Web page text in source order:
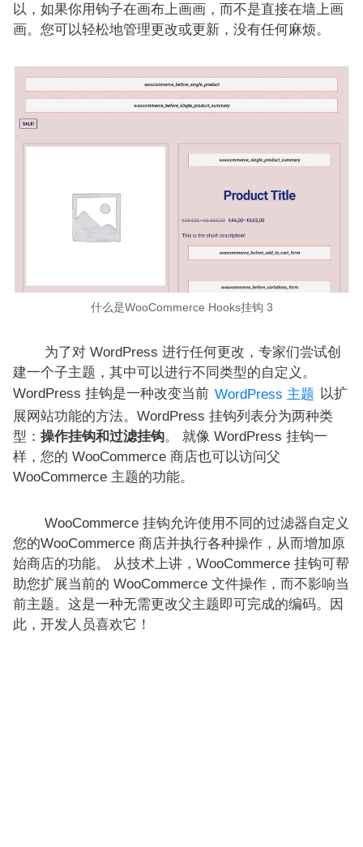
以，如果你用钩子在画布上画画，而不是直接在墙上画
画。您可以轻松地管理更改或更新，没有任何麻烦。
什么是WooCommerce Hooks挂钩 3
为了对 WordPress 进行任何更改，专家们尝试创
建一个子主题，其中可以进行不同类型的自定义。
WordPress 挂钩是一种改变当前 WordPress 主题 以扩
展网站功能的方法。WordPress 挂钩列表分为两种类
型： 操作挂钩和过滤挂钩。 就像 WordPress 挂钩一
样，您的 WooCommerce 商店也可以访问父
WooCommerce 主题的功能。
WooCommerce 挂钩允许使用不同的过滤器自定义
您的WooCommerce 商店并执行各种操作，从而增加原
始商店的功能。 从技术上讲，WooCommerce 挂钩可帮
助您扩展当前的 WooCommerce 文件操作，而不影响当
前主题。这是一种无需更改父主题即可完成的编码。因
此，开发人员喜欢它！